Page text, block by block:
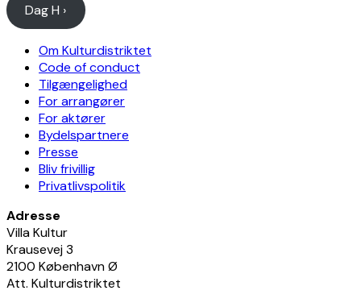
Dag H ›
Om Kulturdistriktet
Code of conduct
Tilgængelighed
For arrangører
For aktører
Bydelspartnere
Presse
Bliv frivillig
Privatlivspolitik
Adresse
Villa Kultur
Krausevej 3
2100 København Ø
Att. Kulturdistriktet